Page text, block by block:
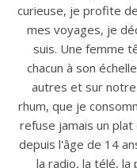
curieuse, je profite
mes voyages, je
suis. Une femme
chacun à son
autres et sur notre
rhum, que je
refuse jamais un plat
depuis l'âge de 14
la radio, la télé,